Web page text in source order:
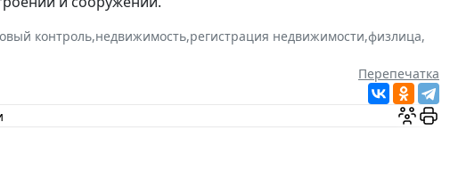
контроль,недвижимость,регистрация недвижимости,физлица,
Перепечатка